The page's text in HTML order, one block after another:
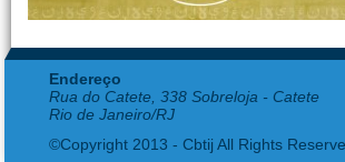
Endereço
Rua do Catete, 338 Sobreloja - Catete
Rio de Janeiro/RJ
©Copyright 2013 - Cbtij All Rights